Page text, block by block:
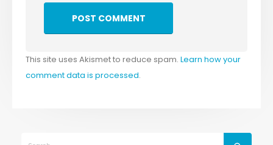
This site uses Akismet to reduce spam.Learn how your
comment data is processed.